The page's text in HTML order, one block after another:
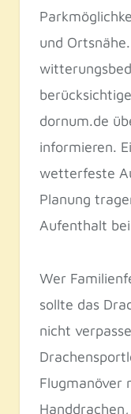
und
dornum.de
informieren.
wetterfeste
Planung
Aufenthalt
Wer
sollte das
nicht
Flugmanöver